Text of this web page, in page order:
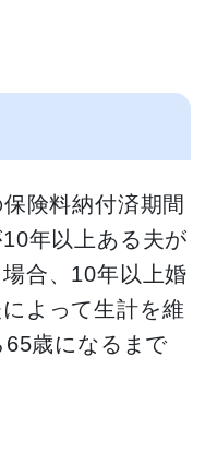
険料納付済期間
年以上ある夫が
合、10年以上婚
よって生計を維
歳になるまで